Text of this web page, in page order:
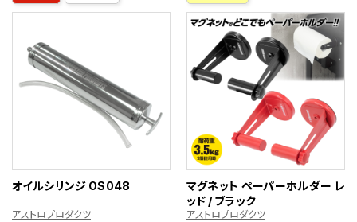
オイルシリンジ OS048
アストロプロダクツ
マグネット ペーパーホルダー レ
ッド / ブラック
アストロプロダクツ